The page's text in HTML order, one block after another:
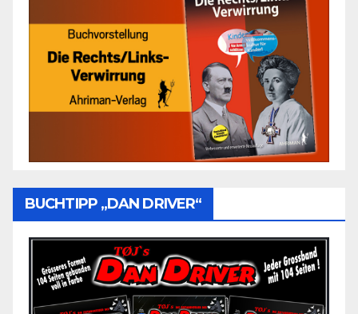
BUCHTIPP „DAN DRIVER“